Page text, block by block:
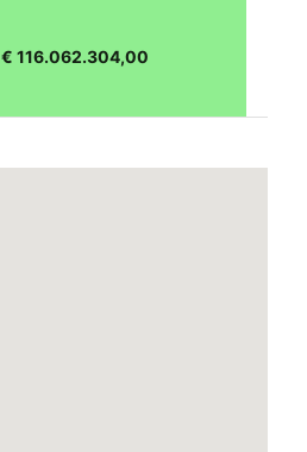
€ 116.062.304,00